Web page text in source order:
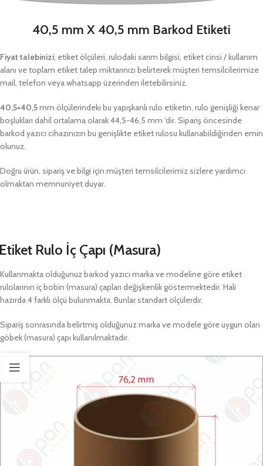
40,5 mm X 40,5 mm Barkod Etiketi
Fiyat talebinizi; etiket ölçüleri, rulodaki sarım bilgisi, etiket cinsi / kullanım
alanı ve toplam etiket talep miktarınızı belirterek müşteri temsilcilerimize
mail, telefon veya whatsapp üzerinden iletebilirsiniz.
40,5×40,5mm ölçülerindeki bu yapışkanlı rulo etiketin, rulo genişliği kenar
boşlukları dahil ortalama olarak 44,5-46,5 mm ‘dir. Sipariş öncesinde
barkod yazıcı cihazınızın bu genişlikte etiket rulosu kullanabildiğinden emin
olunuz.
Doğru ürün, sipariş ve bilgi için müşteri temsilcilerimiz sizlere yardımcı
olmaktan memnuniyet duyar.
Rulo İç Çapı (Masura)
Kullanmakta olduğunuz barkod yazıcı marka ve modeline göre etiket
rulolarının iç bobin (masura) çapları değişkenlik göstermektedir. Hali
hazırda 4 farklı ölçü bulunmakta. Bunlar standart ölçülerdir.
Sipariş sonrasında belirtmiş olduğunuz marka ve modele göre uygun olan
göbek (masura) çapı kullanılmaktadır.